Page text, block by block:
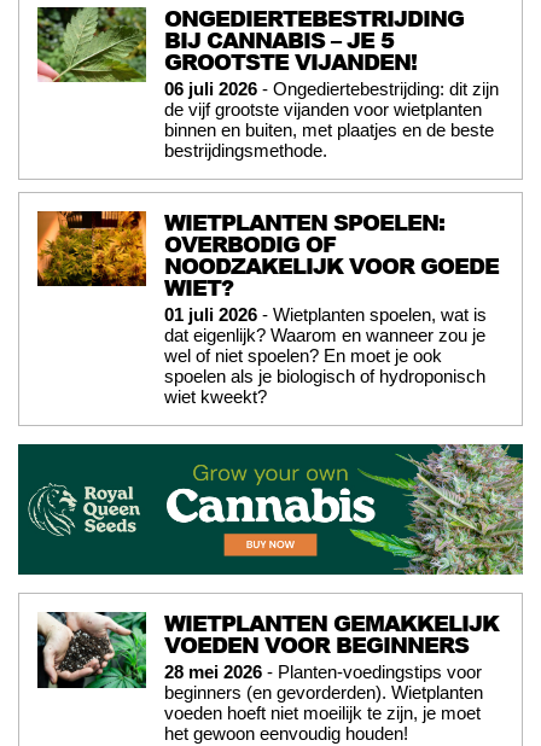
ONGEDIERTEBESTRIJDING
BIJ CANNABIS – JE 5
GROOTSTE VIJANDEN!
06 juli 2026 - Ongediertebestrijding: dit zijn
de vijf grootste vijanden voor wietplanten
binnen en buiten, met plaatjes en de beste
bestrijdingsmethode.
WIETPLANTEN SPOELEN:
OVERBODIG OF
NOODZAKELIJK VOOR GOEDE
WIET?
01 juli 2026 - Wietplanten spoelen, wat is
dat eigenlijk? Waarom en wanneer zou je
wel of niet spoelen? En moet je ook
spoelen als je biologisch of hydroponisch
wiet kweekt?
WIETPLANTEN GEMAKKELIJK
VOEDEN VOOR BEGINNERS
28 mei 2026 - Planten-voedingstips voor
beginners (en gevorderden). Wietplanten
voeden hoeft niet moeilijk te zijn, je moet
het gewoon eenvoudig houden!